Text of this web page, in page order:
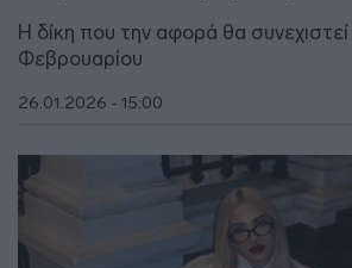
Η δίκη που την αφορά θα
Φεβρουαρίου
26.01.2026 - 15:00